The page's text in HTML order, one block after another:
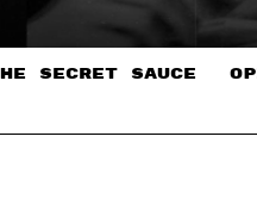
SECRET SAUCE​